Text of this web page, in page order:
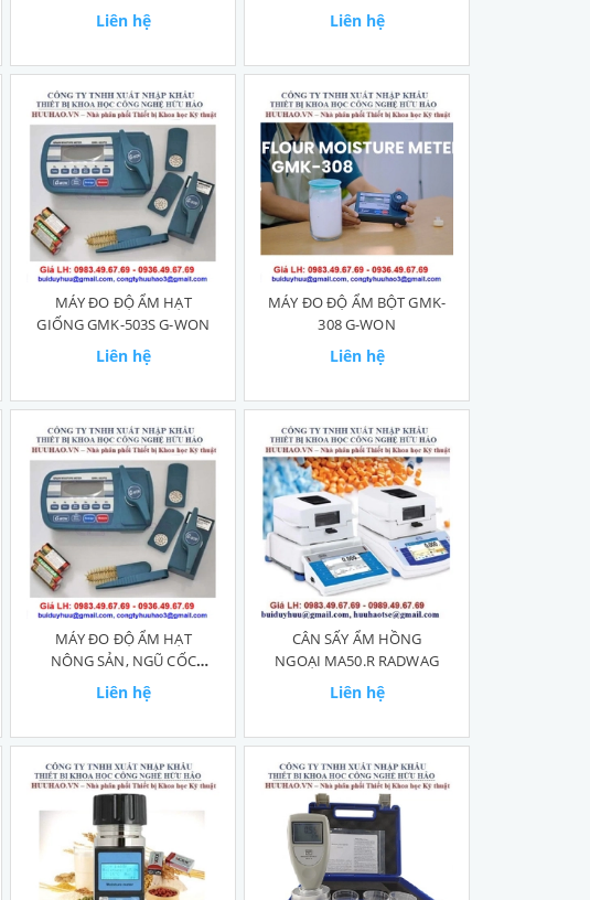
Liên hệ Liên hệ
MÁY ĐO ĐỘ ẨM HẠT
GIỐNG GMK-503S G-WON
Liên hệ
MÁY ĐO ĐỘ ẨM BỘT GMK-
308 G-WON
Liên hệ
MÁY ĐO ĐỘ ẨM HẠT
NÔNG SẢN, NGŨ CỐC
GMK-303
Liên hệ
CÂN SẤY ẨM HỒNG
NGOẠI MA50.R RADWAG
Liên hệ